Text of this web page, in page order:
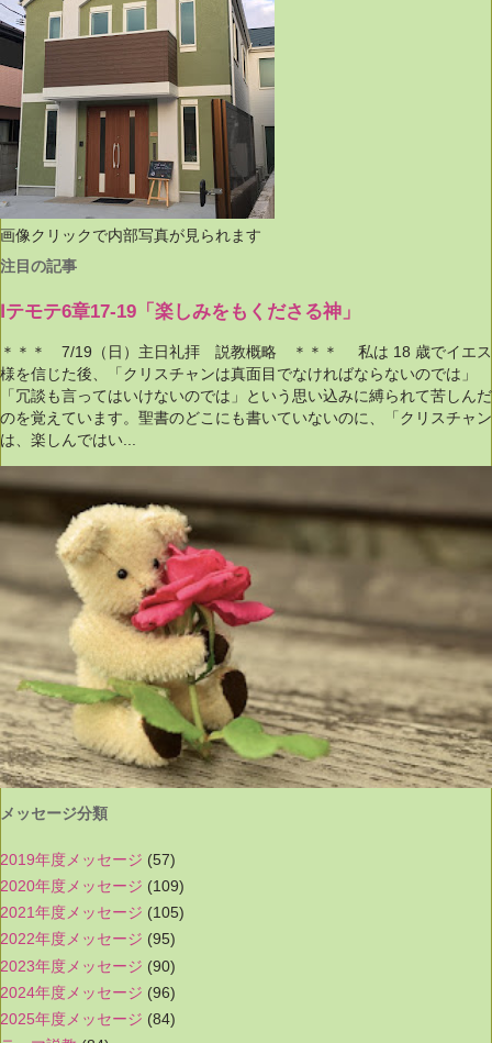
画像クリックで内部写真が見られます
注目の記事
Ⅰテモテ6章17-19「楽しみをもくださる神」
＊＊＊ 7/19（日）主日礼拝 説教概略 ＊＊＊ 私は 18 歳でイエス
様を信じた後、「クリスチャンは真面目でなければならないのでは」
「冗談も言ってはいけないのでは」という思い込みに縛られて苦しんだ
のを覚えています。聖書のどこにも書いていないのに、「クリスチャン
は、楽しんではい...
メッセージ分類
2019年度メッセージ (57)
2020年度メッセージ (109)
2021年度メッセージ (105)
2022年度メッセージ (95)
2023年度メッセージ (90)
2024年度メッセージ (96)
2025年度メッセージ (84)